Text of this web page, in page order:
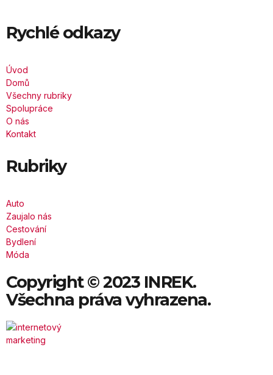
Rychlé odkazy
Úvod
Domů
Všechny rubriky
Spolupráce
O nás
Kontakt
Rubriky
Auto
Zaujalo nás
Cestování
Bydlení
Móda
Copyright © 2023 INREK.
Všechna práva vyhrazena.